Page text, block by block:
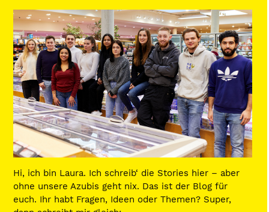
Hi, ich bin Laura. Ich schreib‘ die Stories hier – aber
ohne unsere Azubis geht nix. Das ist der Blog für
euch. Ihr habt Fragen, Ideen oder Themen? Super,